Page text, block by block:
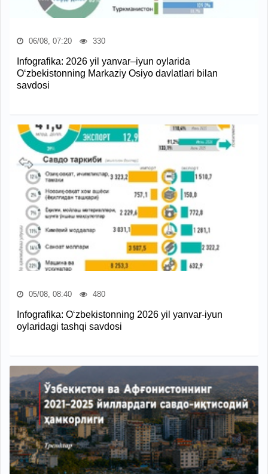
06/08, 07:20 330
Infografika: 2026 yil yanvar–iyun oylarida
O‘zbekistonning Markaziy Osiyo davlatlari bilan
savdosi
05/08, 08:40 480
Infografika: O‘zbekistonning 2026 yil yanvar-iyun
oylaridagi tashqi savdosi